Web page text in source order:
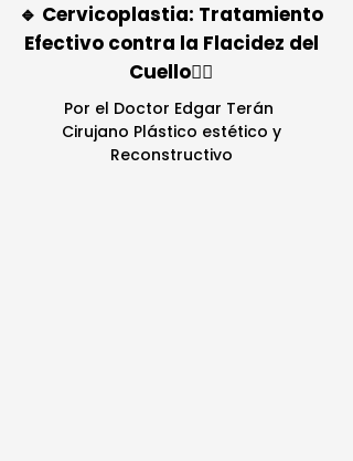
🔹 Cervicoplastia: Tratamiento
Efectivo contra la Flacidez del
Cuello👨‍⚕️
Por el Doctor Edgar Terán
Cirujano Plástico estético y
Reconstructivo